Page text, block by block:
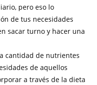
pero eso lo
de tus necesidades
sacar turno y hacer una
cantidad de nutrientes
de aquellos
a través de la dieta